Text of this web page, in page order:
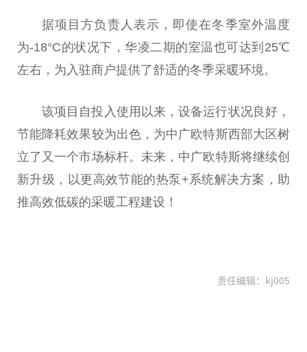
据项目方负责人表示，即使在冬季室外温度
为-18°C的状况下，华凌二期的室温也可达到25℃
左右，为入驻商户提供了舒适的冬季采暖环境。
该项目自投入使用以来，设备运行状况良好，
节能降耗效果较为出色，为中广欧特斯西部大区树
立了又一个市场标杆。未来，中广欧特斯将继续创
新升级，以更高效节能的热泵+系统解决方案，助
推高效低碳的采暖工程建设！
责任编辑：kj005